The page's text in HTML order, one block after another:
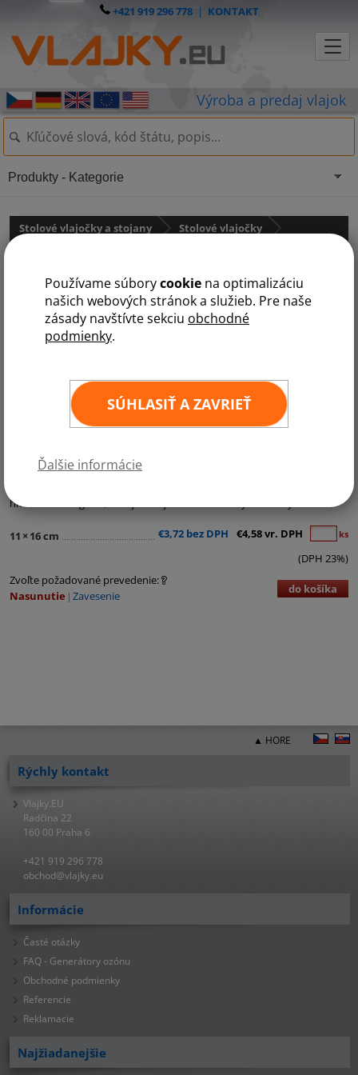
Používame súborycookie na optimalizáciu
našich webových stránok a služieb. Pre naše
zásady navštívte sekciu obchodné
podmienky.
SÚHLASIŤ A ZAVRIEŤ
Ďalšie informácie
+421 919 296 778| KONTAKT
Stolové vlajočky a stojany
Stolové vlajočky
Stolová vlajočka NATO
Kategórie:
hmotnosti 220g/m2, dávajúci vlajočkám nádherný saténový lesk.
11 × 16 cm €3,72 bez DPH €4,58 vr. DPH ks
(DPH 23%)
Zvoľte požadované prevedenie:
Nasunutie Zavesenie do košíka
Produkty - Kategorie
▲ HORE
Rýchly kontakt
Vlajky.EU
Radčina 22
160 00 Praha 6
+421 919 296 778
obchod@vlajky.eu
Informácie
Časté otázky
FAQ - Generátory ozónu
Obchodné podmienky
Referencie
Reklamacie
Najžiadanejšie